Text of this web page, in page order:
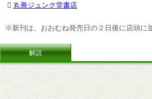
丸善ジュンク堂書店
※新刊は、おおむね発売日の２日後に店頭に
解説